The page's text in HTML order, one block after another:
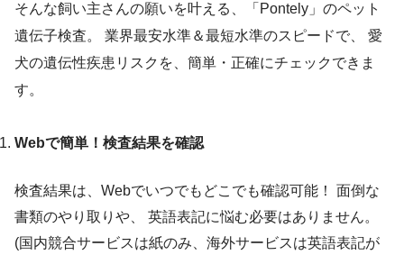
そんな飼い主さんの願いを叶える、「Pontely」のペット
遺伝子検査。 業界最安水準＆最短水準のスピードで、 愛
犬の遺伝性疾患リスクを、簡単・正確にチェックできま
す。
Webで簡単！検査結果を確認
検査結果は、Webでいつでもどこでも確認可能！ 面倒な
書類のやり取りや、 英語表記に悩む必要はありません。
(国内競合サービスは紙のみ、海外サービスは英語表記が